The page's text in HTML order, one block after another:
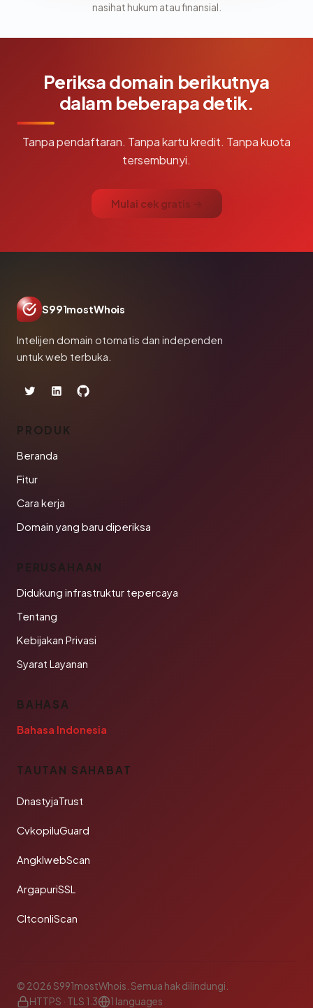
nasihat hukum atau finansial.
Periksa domain berikutnya
dalam beberapa detik.
Tanpa pendaftaran. Tanpa kartu kredit. Tanpa kuota
tersembunyi.
Mulai cek gratis →
S991mostWhois
Intelijen domain otomatis dan independen
untuk web terbuka.
PRODUK
Beranda
Fitur
Cara kerja
Domain yang baru diperiksa
PERUSAHAAN
Didukung infrastruktur tepercaya
Tentang
Kebijakan Privasi
Syarat Layanan
BAHASA
Bahasa Indonesia
TAUTAN SAHABAT
DnastyjaTrust
CvkopiluGuard
AngklwebScan
ArgapuriSSL
CltconliScan
© 2026 S991mostWhois. Semua hak dilindungi.
HTTPS · TLS 1.3
1 languages